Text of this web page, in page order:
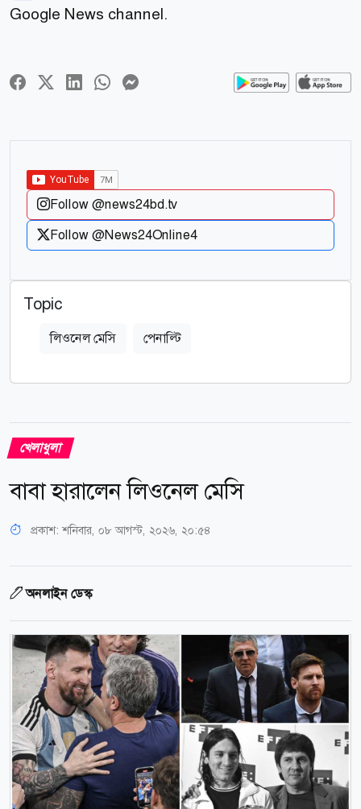
Google News channel.
Follow @news24bd.tv
Follow @News24Online4
Topic
লিওনেল মেসি পেনাল্টি
খেলাধুলা
বাবা হারালেন লিওনেল মেসি
প্রকাশ:শনিবার, ০৮ আগস্ট, ২০২৬, ২০:৫৪
অনলাইন ডেস্ক